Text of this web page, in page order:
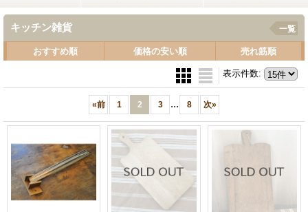
キッチン雑貨 一覧
おすすめ順 価格の安い順 売れ筋順
表示件数:
«前 1 2 3 ... 8 次»